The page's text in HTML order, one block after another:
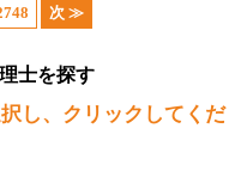
次 ≫
士を探す
し、クリックしてくだ